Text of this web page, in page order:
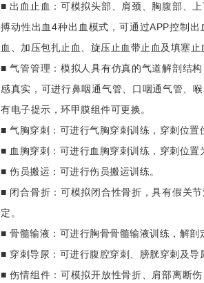
■ 出血止血：可模拟头部、肩颈、胸腹部、
搏动性出血4种出血模式，可通过APP控制
血、加压包扎止血、旋压止血带止血及填塞止
■ 气管管理：模拟人具有仿真的气道解剖结
感真实，可进行鼻咽通气管、口咽通气管、
有电子提示，环甲膜组件可更换。
■ 气胸穿刺：可进行气胸穿刺训练，穿刺位置
■ 血胸穿刺：可进行血胸穿刺训练，穿刺位置
■ 伤员搬运：可进行伤员搬运训练。
■ 闭合骨折：可模拟闭合性骨折，具有假关
定。
■ 骨髓输液：可进行胸骨骨髓输液训练，解剖
■ 穿刺导尿：可进行腹腔穿刺、膀胱穿刺及导
■ 伤情组件：可模拟开放性骨折、肩部离断